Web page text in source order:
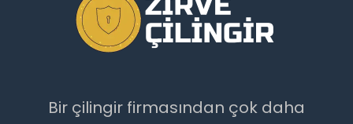
Bir çilingir firmasından çok daha